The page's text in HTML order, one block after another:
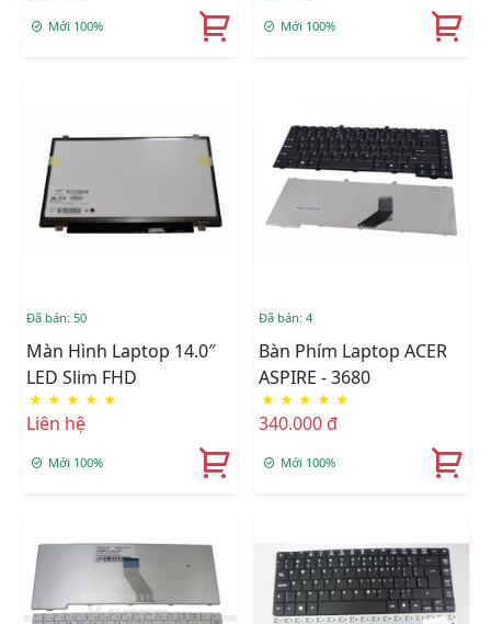
Mới 100% Mới 100%
Đã bán: 50
Màn Hình Laptop 14.0″
LED Slim FHD
★ ★ ★ ★ ★
Liên hệ
Mới 100%
Đã bán: 4
Bàn Phím Laptop ACER
ASPIRE - 3680
★ ★ ★ ★ ★
340.000 đ
Mới 100%